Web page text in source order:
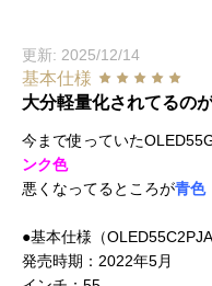
更新: 2025/12/14
基本仕様
大分軽量化されてるの
今まで使っていた
ンク色
悪くなってるところが青色
●基本仕様（OLED55C2PJA
発売時期：2022年5月